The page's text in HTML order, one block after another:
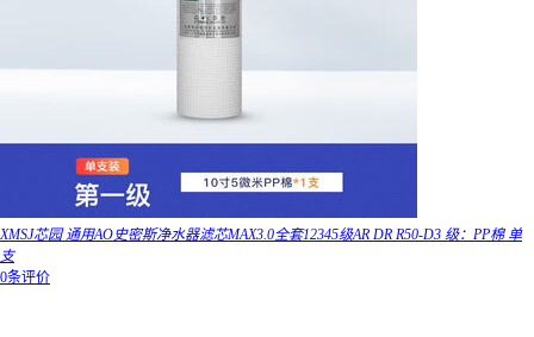
XMSJ芯园 通用AO史密斯净水器滤芯MAX3.0全套12345级AR DR R50-D3 级：PP棉 单
支
0条评价